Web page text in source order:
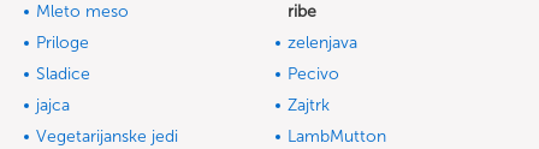
Mleto meso
ribe
Priloge
zelenjava
Sladice
Pecivo
jajca
Zajtrk
Vegetarijanske jedi
LambMutton